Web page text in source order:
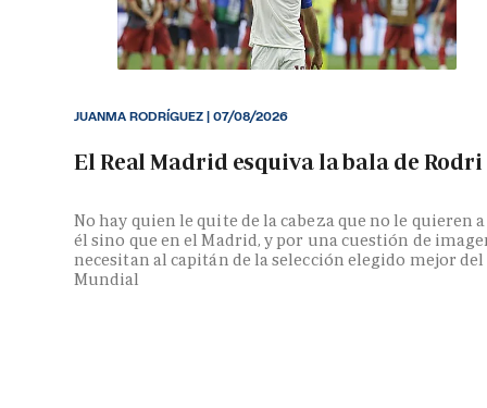
El Real Madrid esquiva la bala de Rodri
No hay quien le quite de la cabeza que no le quieren a
él sino que en el Madrid, y por una cuestión de
necesitan al capitán de la selección elegido mejor del
Mundial
JUANMA RODRÍGUEZ|07/08/2026